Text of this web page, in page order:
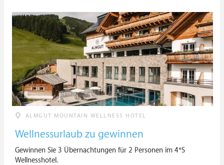
ALMGUT MOUNTAIN WELLNESS HOTEL
Wellnessurlaub zu gewinnen
Gewinnen Sie 3 Übernachtungen für 2 Personen im 4*S
Wellnesshotel.